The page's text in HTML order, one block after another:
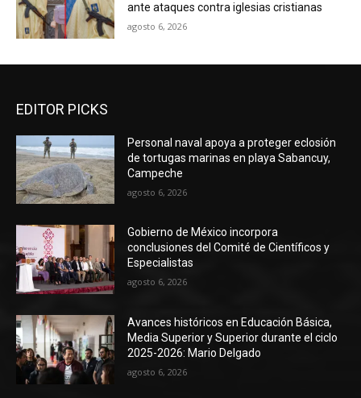
ante ataques contra iglesias cristianas
agosto 6, 2026
EDITOR PICKS
Personal naval apoya a proteger eclosión
de tortugas marinas en playa Sabancuy,
Campeche
agosto 6, 2026
Gobierno de México incorpora
conclusiones del Comité de Científicos y
Especialistas
agosto 6, 2026
Avances históricos en Educación Básica,
Media Superior y Superior durante el ciclo
2025-2026: Mario Delgado
agosto 6, 2026